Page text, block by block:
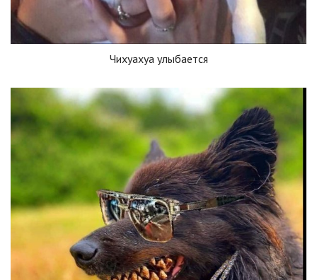
Чихуахуа улыбается